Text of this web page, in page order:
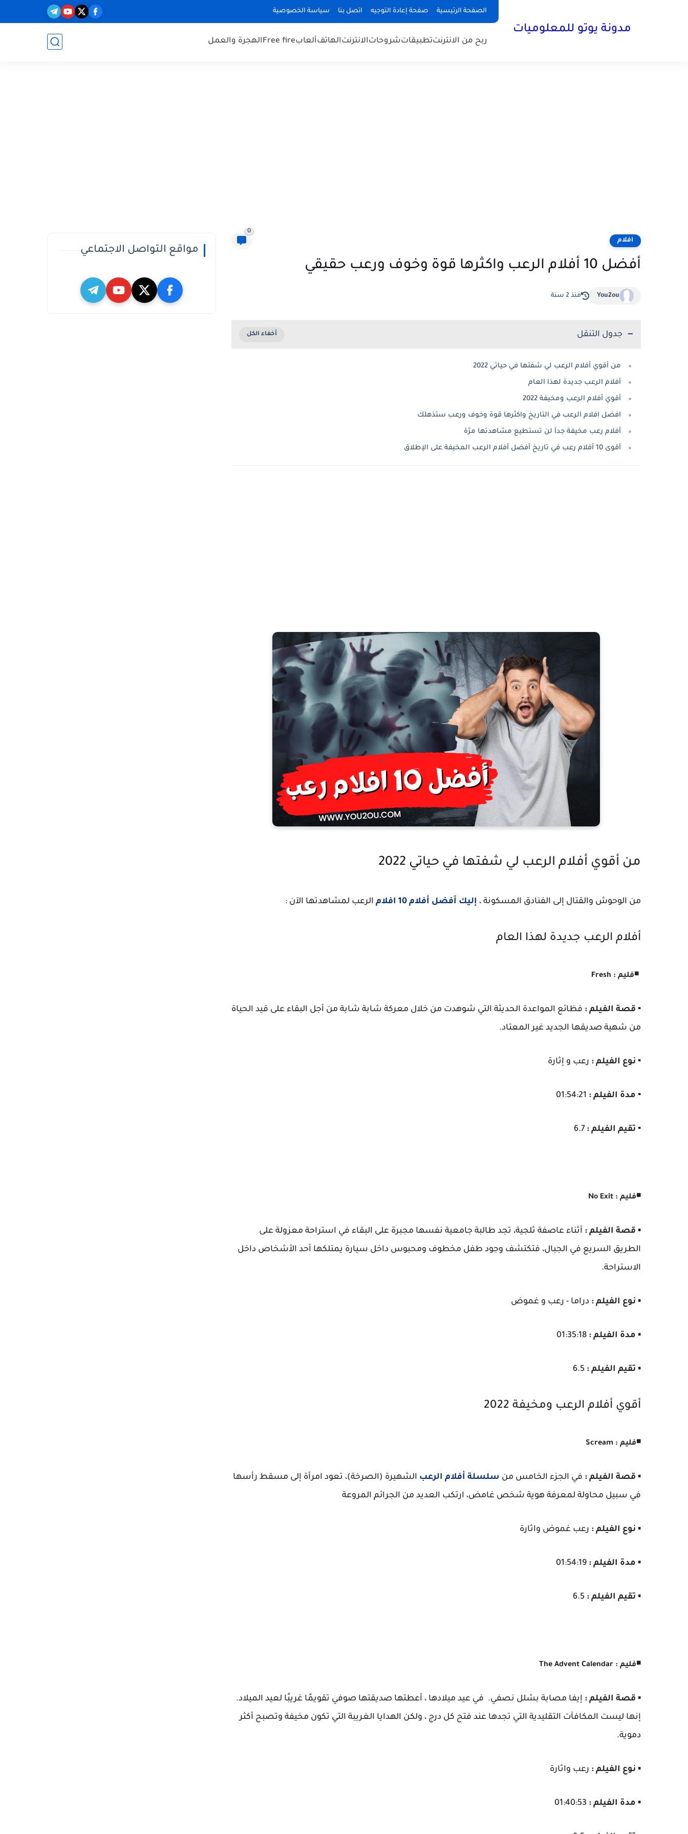
الصفحة الرئيسية صفحة إعادة التوجيه اتصل بنا سياسة الخصوصية
مدونة يوتو للمعلوميات
ربح من الانترنتتطبيقاتشروحاتالانترنتالهاتفألعابFree fireالهجرة والعمل
افلام
0
أفضل 10 أفلام الرعب واكثرها قوة وخوف ورعب حقيقي
You2ou منذ 2 سنة
جدول التنقل
من أقوي أفلام الرعب لي شفتها في حياتي 2022
أفلام الرعب جديدة لهذا العام
أقوي أفلام الرعب ومخيفة 2022
افضل افلام الرعب في التاريخ واكثرها قوة وخوف ورعب ستذهلك
أفلام رعب مخيفة جدآ لن تستطيع مشاهدتها مرّة
أقوى 10 أفلام رعب في تاريخ أفضل أفلام الرعب المخيفة على الإطلاق
من أقوي أفلام الرعب لي شفتها في حياتي 2022
من الوحوش والقتال إلى الفنادق المسكونة ، إليك أفضل أفلام 10 افلام الرعب لمشاهدتها الآن :
أفلام الرعب جديدة لهذا العام
◾فليم : Fresh
▪️ قصة الفيلم : فظائع المواعدة الحديثة التي شوهدت من خلال معركة شابة شابة من أجل البقاء على قيد الحياة
من شهية صديقها الجديد غير المعتاد.
▪️ نوع الفيلم : رعب و إثارة
▪️ مدة الفيلم :
▪️ تقيم الفيلم :
◾فليم : No Exit
▪️ قصة الفيلم : أثناء عاصفة ثلجية، تجد طالبة جامعية نفسها مجبرة على البقاء في استراحة معزولة على
الطريق السريع في الجبال، فتكتشف وجود طفل مخطوف ومحبوس داخل سيارة يمتلكها أحد الأشخاص داخل
الاستراحة.
▪️ نوع الفيلم : دراما - رعب و غموض
▪️ مدة الفيلم :
▪️ تقيم الفيلم :
أقوي أفلام الرعب ومخيفة 2022
◾فليم : Scream
▪️ قصة الفيلم : في الجزء الخامس من سلسلة أفلام الرعب الشهيرة (الصرخة)، تعود امرأة إلى مسقط رأسها
في سبيل محاولة لمعرفة هوية شخص غامض، ارتكب العديد من الجرائم المروعة
▪️ نوع الفيلم : رعب غموض واثارة
▪️ مدة الفيلم :
▪️ تقيم الفيلم :
◾فليم : The Advent Calendar
▪️ قصة الفيلم : إيفا مصابة بشلل نصفي. في عيد ميلادها ، أعطتها صديقتها صوفي تقويمًا غريبًا لعيد الميلاد.
إنها ليست المكافآت التقليدية التي تجدها عند فتح كل درج ، ولكن الهدايا الغريبة التي تكون مخيفة وتصبح أكثر
دموية.
▪️ نوع الفيلم : رعب واثارة
▪️ مدة الفيلم :
مواقع التواصل الاجتماعي